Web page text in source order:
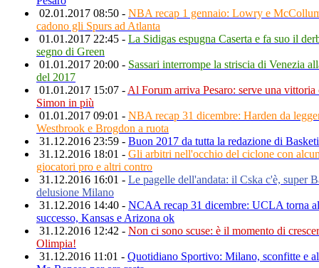
02.01.2017 08:50 - NBA recap 1 gennaio: Lowry e
cadono gli Spurs ad Atlanta
01.01.2017 22:45 - La Sidigas espugna Caserta e fa suo il
segno di Green
01.01.2017 20:00 - Sassari interrompe la striscia di Venezia
del 2017
01.01.2017 15:07 - Al Forum arriva Pesaro: serve una vittoria
Simon in più
01.01.2017 09:01 - NBA recap 31 dicembre: Harden da
Westbrook e Brogdon a ruota
31.12.2016 23:59 - Buon 2017 da tutta la redazione di
31.12.2016 18:01 - Gli arbitri nell'occhio del ciclone con
giocatori pro e altri contro
31.12.2016 16:01 - Le pagelle dell'andata: il Cska c'è, super
delusione Milano
31.12.2016 14:40 - NCAA recap 31 dicembre: UCLA torna al
successo, Kansas e Arizona ok
31.12.2016 12:42 - Non ci sono scuse: è il momento di
Olimpia!
31.12.2016 11:01 - Quotidiano Sportivo: Milano, sconfitte e